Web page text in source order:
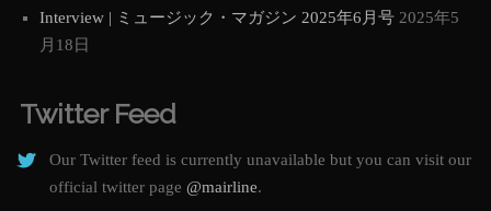
Interview | ミュージック・マガジン 2025年6月号 2025年5
月18日
Twitter Feed
Our Twitter feed is currently unavailable but you can visit our
official twitter page @mairline.